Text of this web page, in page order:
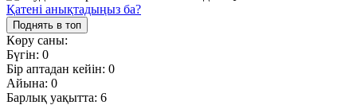
Қатені анықтадыңыз ба?
Поднять в топ
Көру саны:
Бүгін: 0
Бір аптадан кейін: 0
Айына: 0
Барлық уақытта: 6